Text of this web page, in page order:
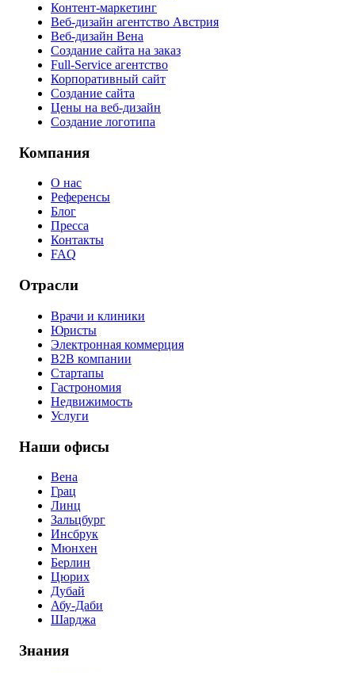
Контент-маркетинг
Веб-дизайн агентство Австрия
Веб-дизайн Вена
Создание сайта на заказ
Full-Service агентство
Корпоративный сайт
Создание сайта
Цены на веб-дизайн
Создание логотипа
Компания
О нас
Референсы
Блог
Пресса
Контакты
FAQ
Отрасли
Врачи и клиники
Юристы
Электронная коммерция
B2B компании
Стартапы
Гастрономия
Недвижимость
Услуги
Наши офисы
Вена
Грац
Линц
Зальцбург
Инсбрук
Мюнхен
Берлин
Цюрих
Дубай
Абу-Даби
Шарджа
Знания